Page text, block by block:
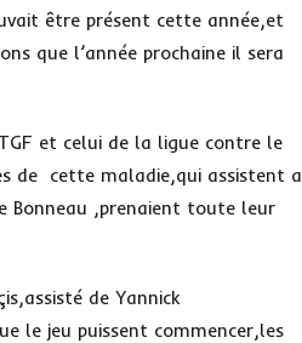
être présent cette année,et
que l’année prochaine il sera
et celui de la ligue contre le
de cette maladie,qui assistent a
Bonneau ,prenaient toute leur
de Yannick
le jeu puissent commencer,les